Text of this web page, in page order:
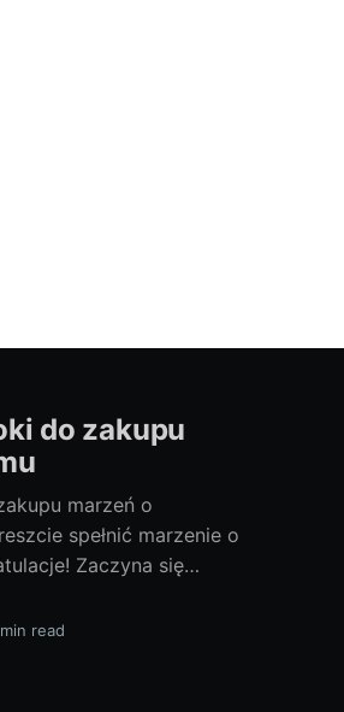
do zakupu
marzeń o
spełnić marzenie o
Zaczyna się
Przygotowaliśmy dla
pomoże Ci
read